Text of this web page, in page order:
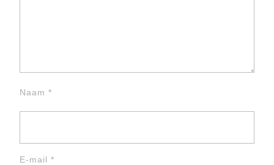
Naam *
E-mail *